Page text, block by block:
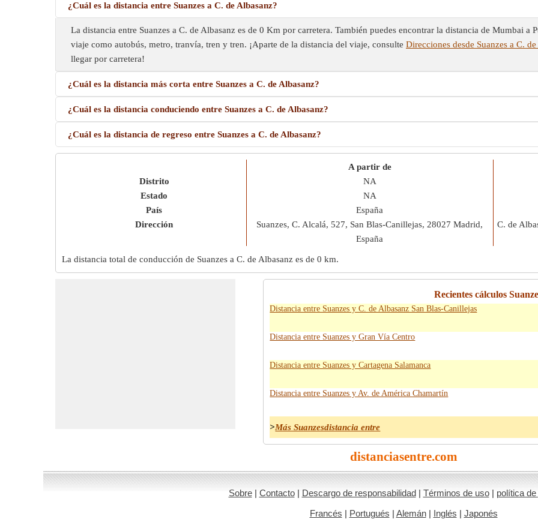
¿Cuál es la distancia entre Suanzes a C. de Albasanz?
La distancia entre Suanzes a C. de Albasanz es de 0 Km por carretera. También puedes encontrar la distancia de Mumbai a
viaje como autobús, metro, tranvía, tren y tren. ¡Aparte de la distancia del viaje, consulte Direcciones desde Suanzes a C.
llegar por carretera!
¿Cuál es la distancia más corta entre Suanzes a C. de Albasanz?
¿Cuál es la distancia conduciendo entre Suanzes a C. de Albasanz?
¿Cuál es la distancia de regreso entre Suanzes a C. de Albasanz?
Distrito
Estado
País
Dirección
A partir de
NA
NA
España
Suanzes, C. Alcalá, 527, San Blas-Canillejas, 28027 Madrid,
España
C. de
La distancia total de conducción de Suanzes a C. de Albasanz es de 0 km.
Recientes cálculos
Distancia entre Suanzes y C. de Albasanz San Blas-Canillejas
Distancia entre Suanzes y Gran Vía Centro
Distancia entre Suanzes y Cartagena Salamanca
Distancia entre Suanzes y Av. de América Chamartín
>Más Suanzesdistancia entre
distanciasentre.com
Sobre| Contacto| Descargo de responsabilidad| Términos de uso| política
Francés | Portugués | Alemán| Inglés | Japonés